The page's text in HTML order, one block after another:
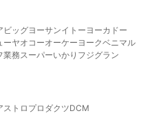
ビッグヨーサンイトーヨーカドー
ーヤオコーオーケー ヨークベニマル
業務スーパーいかり フジグラン
ストロプロダクツDCM